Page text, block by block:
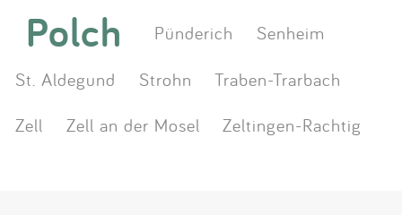
Polch Pünderich
Senheim
St. Aldegund
Strohn
Traben-Trarbach
Zell
Zell an der Mosel Zeltingen-Rachtig